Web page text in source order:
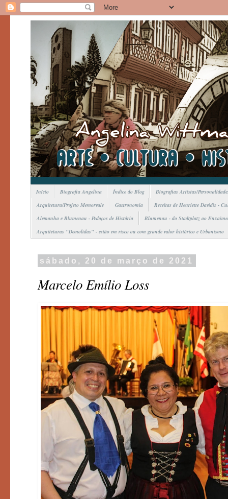
Início Biografia Angelina Índice do Blog
Biografias Artistas/
Arquitetura/Projeto Memorvale
Gastronomia
Receitas de Henriette Davidis -
Alemanha e Blumenau - Pedaços de História
Blumenau - do Stadtplatz ao
Arquiteturas "Demolidas" - estão em risco ou com grande valor histórico e Urbanismo
sábado, 20 de março de 2021
Marcelo Emílio Loss